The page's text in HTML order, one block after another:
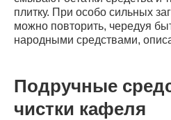
плитку. При особо сильных
можно повторить, чередуя
народными средствами,
Подручные
чистки кафеля